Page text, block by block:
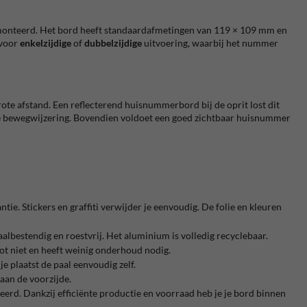
Het bord heeft standaardafmetingen van 119 × 109 mm en
enkelzijdigeofdubbelzijdige uitvoering, waarbij het nummer
afstand. Een reflecterend huisnummerbord bij de oprit lost dit
Bovendien voldoet een goed zichtbaar huisnummer
Stickers en graffiti verwijder je eenvoudig. De folie en kleuren
en roestvrij. Het aluminium is volledig recyclebaar.
niet en heeft weinig onderhoud nodig.
plaatst de paal eenvoudig zelf.
de voorzijde.
Dankzij efficiënte productie en voorraad heb je je bord binnen